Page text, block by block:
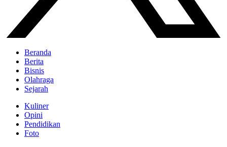
Beranda
Berita
Bisnis
Olahraga
Sejarah
Kuliner
Opini
Pendidikan
Foto